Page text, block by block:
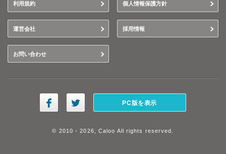
利用規約 個人情報保護方針
運営会社 採用情報
お問い合わせ
PC版を表示
© 2010 - 2026, Caloo All rights reserved.